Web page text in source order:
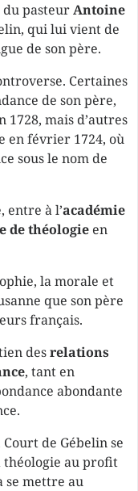
du pasteurAntoine
qui lui vient de
de son père.
Certaines
de son père,
mais d’autres
en février 1724, où
sous le nom de
entre à l’académie
de théologie en
la morale et
que son père
français.
desrelations
, tant en
abondante
de Gébelin se
théologie au profit
se mettre au